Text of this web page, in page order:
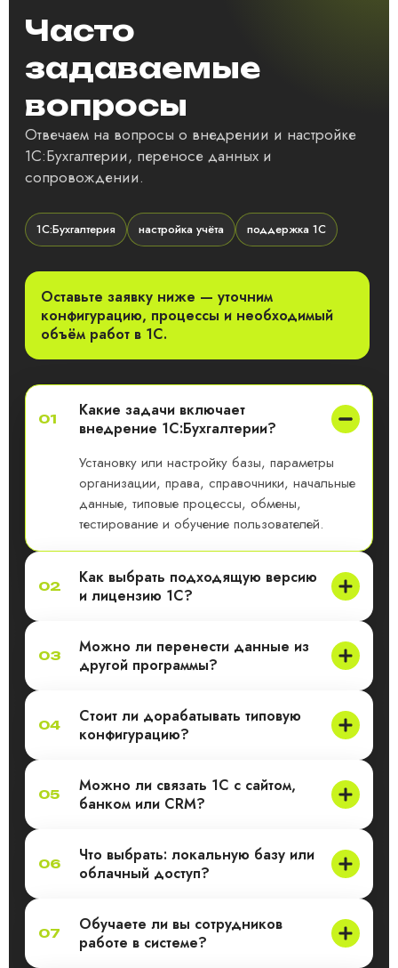
Часто
задаваемые
вопросы
Отвечаем на вопросы о внедрении и настройке
1С:Бухгалтерии, переносе данных и
сопровождении.
1С:Бухгалтерия настройка учёта поддержка 1С
Оставьте заявку ниже — уточним
конфигурацию, процессы и необходимый
объём работ в 1С.
01
Какие задачи включает
внедрение 1С:Бухгалтерии?
Установку или настройку базы, параметры
организации, права, справочники, начальные
данные, типовые процессы, обмены,
тестирование и обучение пользователей.
02
Как выбрать подходящую версию
и лицензию 1С?
03
Можно ли перенести данные из
другой программы?
04
Стоит ли дорабатывать типовую
конфигурацию?
05
Можно ли связать 1С с сайтом,
банком или CRM?
06
Что выбрать: локальную базу или
облачный доступ?
07
Обучаете ли вы сотрудников
работе в системе?